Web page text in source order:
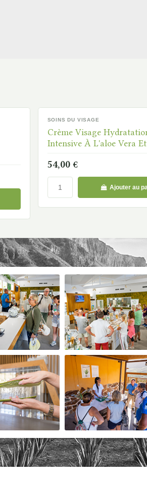
DISPONIBLE
SOINS DU VISAGE
Crème Visage
Intensive À L'aloe Vera
54,00 €
Ajouter au